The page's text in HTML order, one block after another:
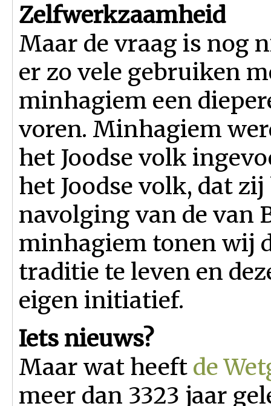
Zelfwerkzaamheid
Maar de vraag is nog
er zo vele gebruiken
minhagiem een
voren. Minhagiem
het Joodse volk
het Joodse volk, dat
navolging van de van
minhagiem tonen wij
traditie te leven en
eigen initiatief.
Iets nieuws?
Maar wat heeft de
meer dan 3323 jaar